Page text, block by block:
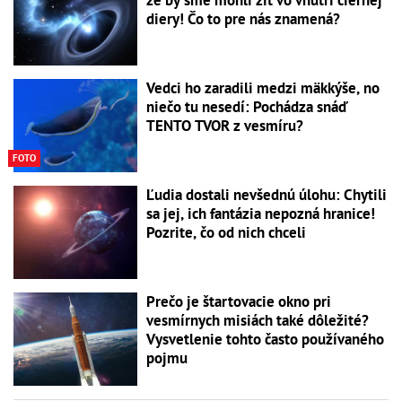
diery! Čo to pre nás znamená?
FOTO
Vedci ho zaradili medzi mäkkýše, no
niečo tu nesedí: Pochádza snáď
TENTO TVOR z vesmíru?
Ľudia dostali nevšednú úlohu: Chytili
sa jej, ich fantázia nepozná hranice!
Pozrite, čo od nich chceli
Prečo je štartovacie okno pri
vesmírnych misiách také dôležité?
Vysvetlenie tohto často používaného
pojmu